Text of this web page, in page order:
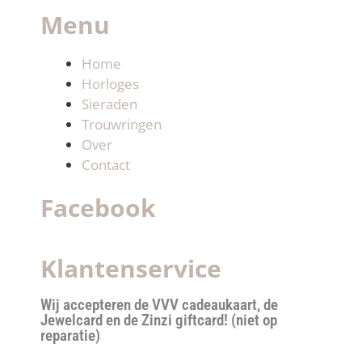
Menu
Home
Horloges
Sieraden
Trouwringen
Over
Contact
Facebook
Klantenservice
Wij accepteren de VVV cadeaukaart, de
Jewelcard en de Zinzi giftcard! (niet op
reparatie)